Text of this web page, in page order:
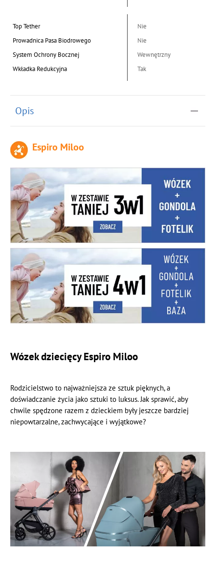
Top Tether
Nie
Prowadnica Pasa Biodrowego
Nie
System Ochrony Bocznej
Wewnętrzny
Wkładka Redukcyjna
Tak
Opis
Espiro Miloo
Wózek dziecięcy Espiro Miloo
Rodzicielstwo to najważniejsza ze sztuk pięknych, a
doświadczanie życia jako sztuki to luksus. Jak sprawić, aby
chwile spędzone razem z dzieckiem były jeszcze bardziej
niepowtarzalne, zachwycające i wyjątkowe?